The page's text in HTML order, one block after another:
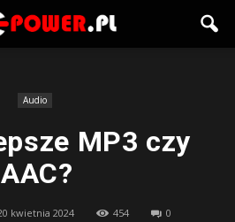
Audio
MP3 czy
AAC?
kwietnia 2024 454 0